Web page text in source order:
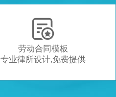

劳动合同模板
专业律所设计,免费提供